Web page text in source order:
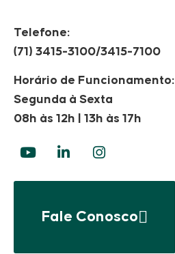
Telefone:
(71) 3415-3100/3415-7100
Horário de Funcionamento:
Segunda à Sexta
08h às 12h | 13h às 17h
Fale Conosco